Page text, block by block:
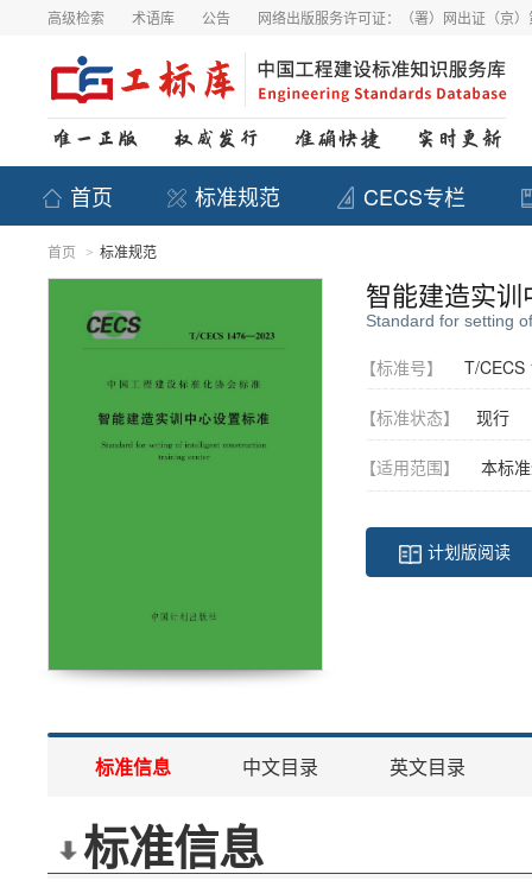
高级检索 术语库 公告 网络出版服务许可证：（署）网出证（京
首页 标准规范 CECS专栏
首页 > 标准规范
智能建造实
Standard for setting
【标准号】 T/CECS
【标准状态】 现行
【适用范围】 本标
计划版阅读
标准信息 中文目录 英文目录
标准信息